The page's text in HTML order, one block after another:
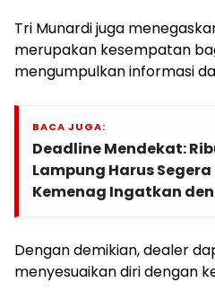
Tri Munardi juga
merupakan kesempatan
mengumpulkan informasi
BACA JUGA:
Deadline Mendekat:
Lampung Harus Segera
Kemenag Ingatkan
Dengan demikian, dealer
menyesuaikan diri dengan